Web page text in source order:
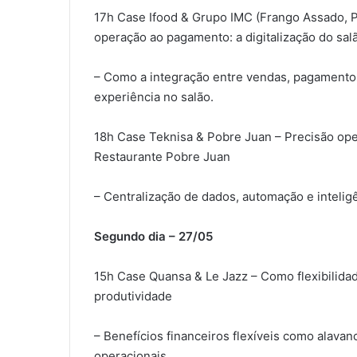
17h Case Ifood & Grupo IMC (Frango Assado,
operação ao pagamento: a digitalização do
– Como a integração entre vendas,
experiência no salão.
18h Case Teknisa & Pobre Juan – Precisão
Restaurante Pobre Juan
– Centralização de dados, automação e
Segundo dia – 27/05
15h Case Quansa & Le Jazz – Como
produtividade
– Benefícios financeiros flexíveis como